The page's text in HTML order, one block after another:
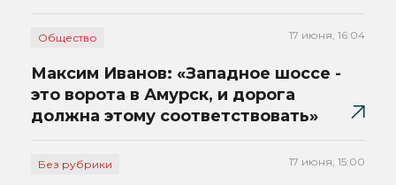
Общество 17 июня, 16:04
Максим Иванов: «Западное шоссе -
это ворота в Амурск, и дорога
должна этому соответствовать»
Без рубрики 17 июня, 15:00